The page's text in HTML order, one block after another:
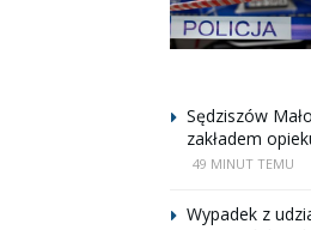
Sędziszów
zakładem
49 MINUT TEMU
Wypadek z